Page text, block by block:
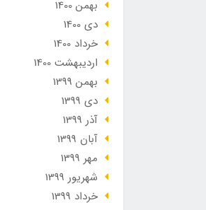
بهمن 1400
دی 1400
خرداد 1400
ارديبهشت 1400
بهمن 1399
دی 1399
آذر 1399
آبان 1399
مهر 1399
شهریور 1399
خرداد 1399